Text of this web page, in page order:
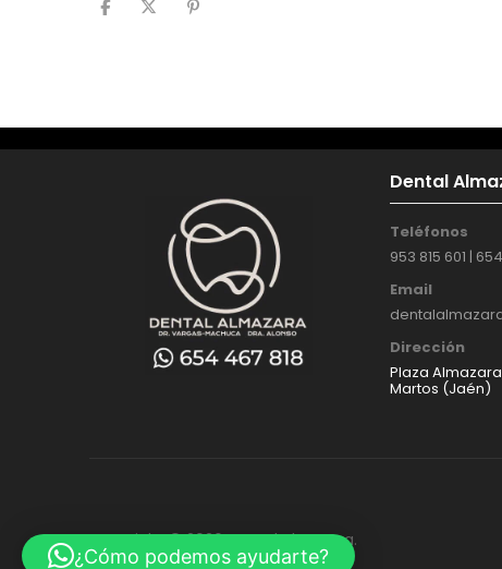
Dental
Teléfonos
953 815 601 |
Email
Dirección
Plaza
Martos (Jaén)
Copyright © 2026 Dental Almazara.​
¿Cómo podemos ayudarte?